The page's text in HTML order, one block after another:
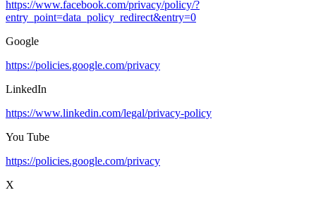
https://www.facebook.com/privacy/policy/?
entry_point=data_policy_redirect&entry=0
Google
https://policies.google.com/privacy
LinkedIn
https://www.linkedin.com/legal/privacy-policy
You Tube
https://policies.google.com/privacy
X